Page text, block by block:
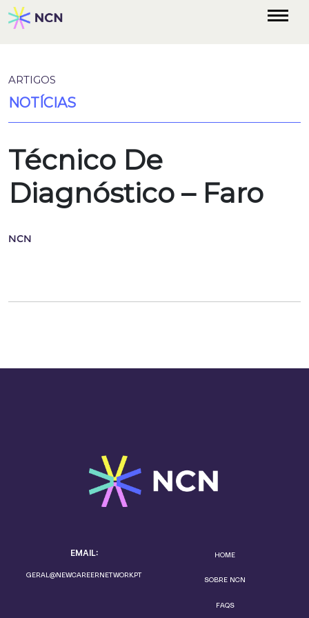
ARTIGOS
NOTÍCIAS
Técnico De
Diagnóstico – Faro
NCN
EMAIL:
GERAL@NEWCAREERNETWORK.PT
HOME
SOBRE NCN
FAQS